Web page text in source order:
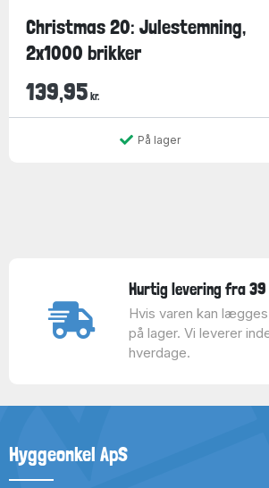
Christmas 20: Julestemning,
2x1000 brikker
139,95 kr.
På lager
Hurtig levering fra 39
Hvis varen kan
på lager. Vi leverer
hverdage.
Hyggeonkel ApS